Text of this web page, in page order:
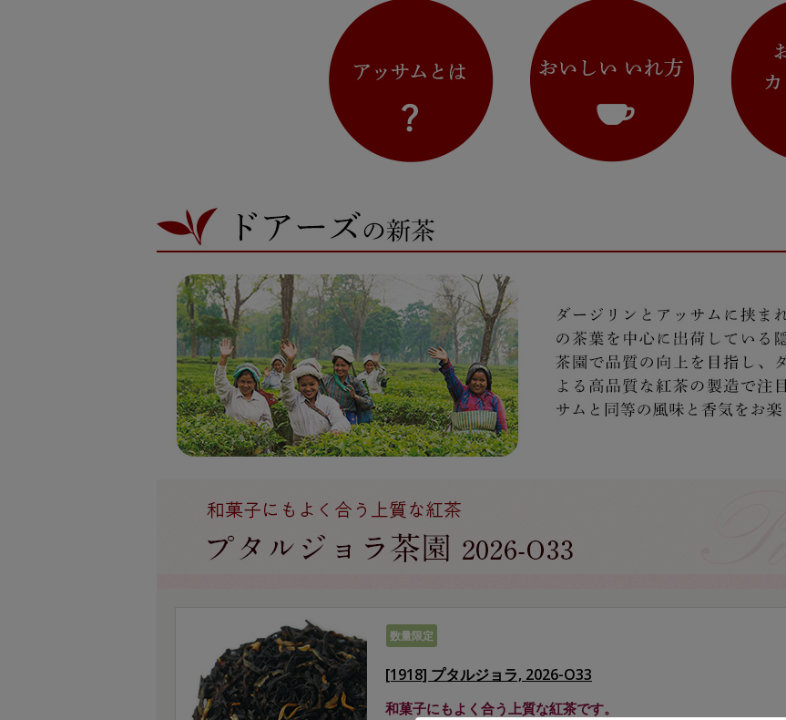
数量限定
[1918] プタルジョラ, 2026-O33
和菓子にもよく合う上質な紅茶です。